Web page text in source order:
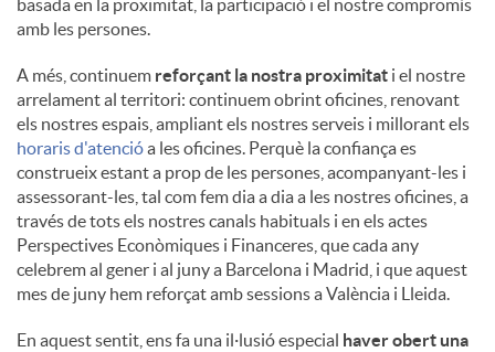
amb les persones.
A més, continuem reforçant la nostra proximitat i el nostre
arrelament al territori: continuem obrint oficines, renovant
els nostres espais, ampliant els nostres serveis i millorant els
horaris d'atencióa les oficines. Perquè la confiança es
construeix estant a prop de les persones, acompanyant-les i
assessorant-les, tal com fem dia a dia a les nostres oficines, a
través de tots els nostres canals habituals i en els actes
Perspectives Econòmiques i Financeres, que cada any
celebrem al gener i al juny a Barcelona i Madrid, i que aquest
mes de juny hem reforçat amb sessions a València i Lleida.
En aquest sentit, ens fa una il·lusió especial haver obert una